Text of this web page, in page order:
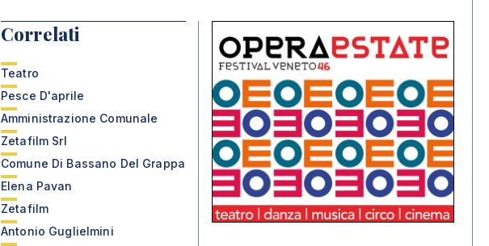
Correlati
Teatro
Pesce D'aprile
Amministrazione Comunale
Zetafilm Srl
Comune Di Bassano Del Grappa
Elena Pavan
Zetafilm
Antonio Guglielmini